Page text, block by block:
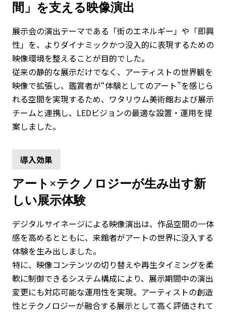
間」を支える映像演出
展示会の演出テーマである「街のエネルギー」や「即興
性」を、よりダイナミックかつ没入的に表現するための
映像環境を整えることが目的でした。
従来の静的な展示だけでなく、アーティストの世界観を
映像で拡張し、鑑賞者が“体験としてのアート”を感じら
れる空間を実現するため、ワタリウム美術館および展示
チームと連携し、LEDビジョンの最適な設置・運用を提
案しました。
アート×テクノロジーが生み出す新
しい展示体験
デジタルサイネージによる映像演出は、作品空間の一体
感を高めるとともに、来館者がアートの世界に没入する
体験を生み出しました。
特に、映像コンテンツの切り替えや再生タイミングを柔
軟に制御できるシステム構成により、展示期間中の演出
変更にも対応可能な運用性を実現。アーティストの創造
性とテクノロジーが融合する展示として高く評価されて